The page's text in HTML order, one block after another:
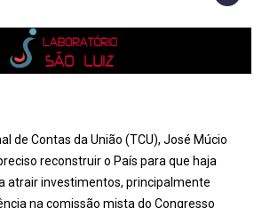
de Contas da União (TCU), José Múcio
reconstruir o País para que haja
atrair investimentos, principalmente
na comissão mista do Congresso